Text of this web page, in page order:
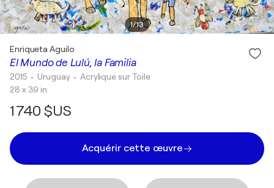
1/13
El Mundo de Lulú, la Familia
Enriqueta Aguilo
2015 • Uruguay • Acrylique sur Toile
28 x 39 in
1 740 $US
Acquérir cette œuvre